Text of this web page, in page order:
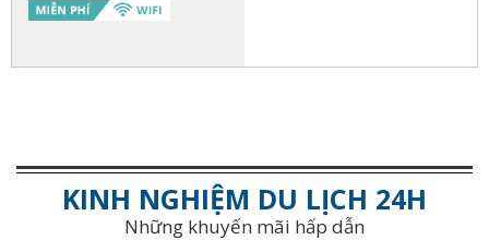
KINH NGHIỆM DU LỊCH 24H
Những khuyến mãi hấp dẫn